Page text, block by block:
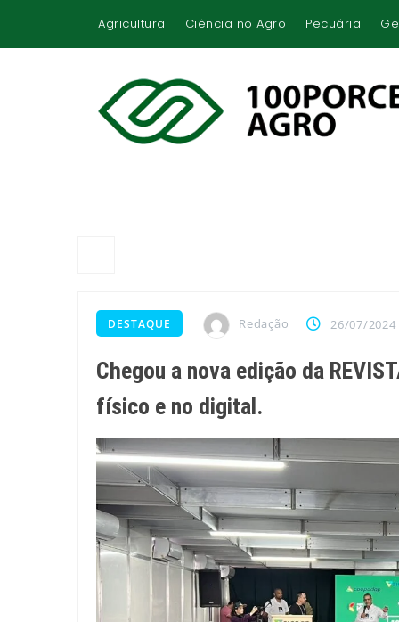
Agricultura Ciência no Agro Pecuária
DESTAQUE Redação 26/07/2024
Chegou a nova edição da
físico e no digital.